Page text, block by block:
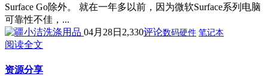
Surface Go除外。 就在一年多以前，因为微软Surface系列电脑
可靠性不佳，...
04月28日 2,330评论数码硬件 笔记本
阅读全文
资源分享